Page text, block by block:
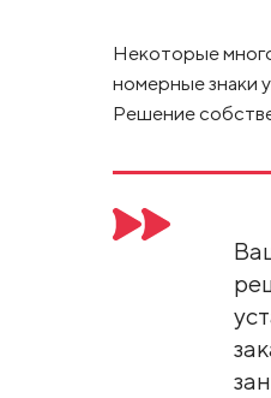
Некоторые
номерные знаки
Решение